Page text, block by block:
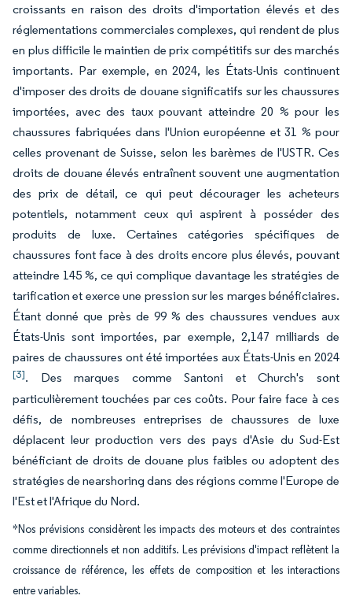
croissants en raison des droits d'importation élevés et des
réglementations commerciales complexes, qui rendent de plus
en plus difficile le maintien de prix compétitifs sur des marchés
importants. Par exemple, en 2024, les États-Unis continuent
d'imposer des droits de douane significatifs sur les chaussures
importées, avec des taux pouvant atteindre 20 % pour les
chaussures fabriquées dans l'Union européenne et 31 % pour
celles provenant de Suisse, selon les barèmes de l'USTR. Ces
droits de douane élevés entraînent souvent une augmentation
des prix de détail, ce qui peut décourager les acheteurs
potentiels, notamment ceux qui aspirent à posséder des
produits de luxe. Certaines catégories spécifiques de
chaussures font face à des droits encore plus élevés, pouvant
atteindre 145 %, ce qui complique davantage les stratégies de
tarification et exerce une pression sur les marges bénéficiaires.
Étant donné que près de 99 % des chaussures vendues aux
États-Unis sont importées, par exemple, 2,147 milliards de
paires de chaussures ont été importées aux États-Unis en 2024
[3]. Des marques comme Santoni et Church's sont
particulièrement touchées par ces coûts. Pour faire face à ces
défis, de nombreuses entreprises de chaussures de luxe
déplacent leur production vers des pays d'Asie du Sud-Est
bénéficiant de droits de douane plus faibles ou adoptent des
stratégies de nearshoring dans des régions comme l'Europe de
l'Est et l'Afrique du Nord.
*Nos prévisions considèrent les impacts des moteurs et des contraintes
comme directionnels et non additifs. Les prévisions d'impact reflètent la
croissance de référence, les effets de composition et les interactions
entre variables.